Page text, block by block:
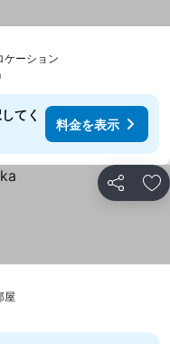
ケーション
てく
料金を表示
シェア お
屋